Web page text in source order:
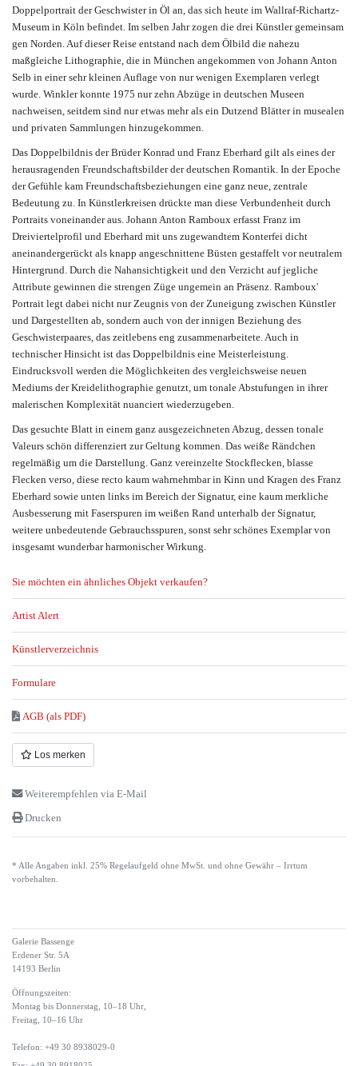
Doppelportrait der Geschwister in Öl an, das sich heute im Wallraf-Richartz-
Museum in Köln befindet. Im selben Jahr zogen die drei Künstler gemeinsam
gen Norden. Auf dieser Reise entstand nach dem Ölbild die nahezu
maßgleiche Lithographie, die in München angekommen von Johann Anton
Selb in einer sehr kleinen Auflage von nur wenigen Exemplaren verlegt
wurde. Winkler konnte 1975 nur zehn Abzüge in deutschen Museen
nachweisen, seitdem sind nur etwas mehr als ein Dutzend Blätter in musealen
und privaten Sammlungen hinzugekommen.
Das Doppelbildnis der Brüder Konrad und Franz Eberhard gilt als eines der
herausragenden Freundschaftsbilder der deutschen Romantik. In der Epoche
der Gefühle kam Freundschaftsbeziehungen eine ganz neue, zentrale
Bedeutung zu. In Künstlerkreisen drückte man diese Verbundenheit durch
Portraits voneinander aus. Johann Anton Ramboux erfasst Franz im
Dreiviertelprofil und Eberhard mit uns zugewandtem Konterfei dicht
aneinandergerückt als knapp angeschnittene Büsten gestaffelt vor neutralem
Hintergrund. Durch die Nahansichtigkeit und den Verzicht auf jegliche
Attribute gewinnen die strengen Züge ungemein an Präsenz. Ramboux'
Portrait legt dabei nicht nur Zeugnis von der Zuneigung zwischen Künstler
und Dargestellten ab, sondern auch von der innigen Beziehung des
Geschwisterpaares, das zeitlebens eng zusammenarbeitete. Auch in
technischer Hinsicht ist das Doppelbildnis eine Meisterleistung.
Eindrucksvoll werden die Möglichkeiten des vergleichsweise neuen
Mediums der Kreidelithographie genutzt, um tonale Abstufungen in ihrer
malerischen Komplexität nuanciert wiederzugeben.
Das gesuchte Blatt in einem ganz ausgezeichneten Abzug, dessen tonale
Valeurs schön differenziert zur Geltung kommen. Das weiße Rändchen
regelmäßig um die Darstellung. Ganz vereinzelte Stockflecken, blasse
Flecken verso, diese recto kaum wahrnehmbar in Kinn und Kragen des Franz
Eberhard sowie unten links im Bereich der Signatur, eine kaum merkliche
Ausbesserung mit Faserspuren im weißen Rand unterhalb der Signatur,
weitere unbedeutende Gebrauchsspuren, sonst sehr schönes Exemplar von
insgesamt wunderbar harmonischer Wirkung.
Sie möchten ein ähnliches Objekt verkaufen?
Artist Alert
Künstlerverzeichnis
Formulare
AGB (als PDF)
Los merken
Weiterempfehlen via E-Mail
Drucken
* Alle Angaben inkl. 25% Regelaufgeld ohne MwSt. und ohne Gewähr – Irrtum
vorbehalten.
Galerie Bassenge
Erdener Str. 5A
14193 Berlin
Öffnungszeiten:
Montag bis Donnerstag, 10–18 Uhr,
Freitag, 10–16 Uhr
Telefon: +49 30 8938029-0